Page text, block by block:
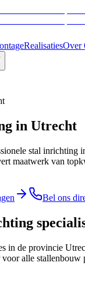
RealisatiesOver
in Utrecht
stal inrichting
maatwerk van
Bel ons
in de provincie
alle stallenbouw